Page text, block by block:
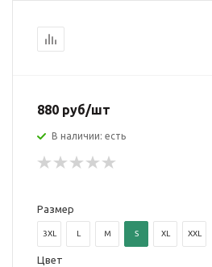
880 руб/шт
В наличии: есть
Размер
3XL L M S XL XXL
Цвет